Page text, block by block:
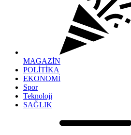
MAGAZİN
POLİTİKA
EKONOMİ
Spor
Teknoloji
SAĞLIK